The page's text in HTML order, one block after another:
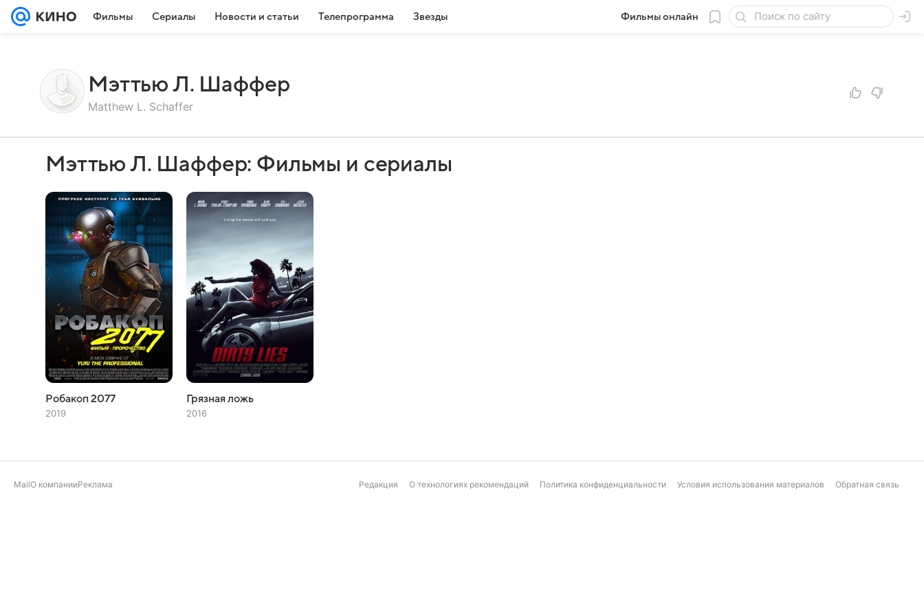
Фильмы Сериалы Новости и статьи Телепрограмма Звезды Фильмы онлайн
Мэттью Л. Шаффер
Matthew L. Schaffer
Мэттью Л. Шаффер: Фильмы и сериалы
Робакоп 2077
2019
Грязная ложь
2016
MailО компанииРеклама Редакция О технологиях рекомендаций Политика конфиденциальности Условия использования материалов Обратная связь